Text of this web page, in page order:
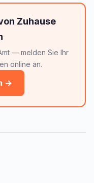
Zuhause
— melden Sie Ihr
online an.
→